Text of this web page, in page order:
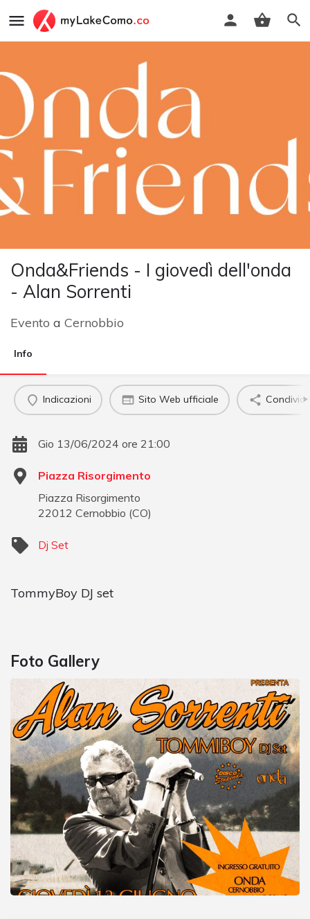
Onda&Friends - I giovedì dell'onda
- Alan Sorrenti
Evento a Cernobbio
Info
Indicazioni Sito Web ufficiale Condividi
Gio 13/06/2024 ore 21:00
Piazza Risorgimento
Piazza Risorgimento
22012 Cernobbio (CO)
Dj Set
TommyBoy DJ set
Foto Gallery